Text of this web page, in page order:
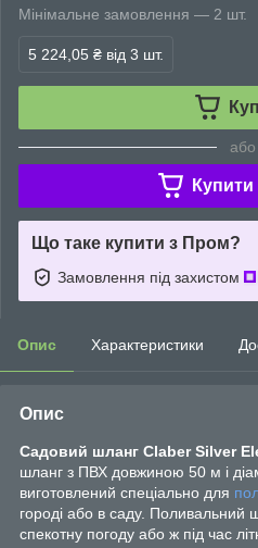
Мінімальне замовлення — 2 шт.
5 224,05 ₴ від 3 шт.
або
Купити
Що таке купити з Пром?
Замовлення під захистом
Опис Характеристики
Опис
Садовий шланг Claber Silver
шланг з ПВХ довжиною 50 м і
виготовлений спеціально для
городі або в саду. Поливальний
спекотну погоду або ж під час